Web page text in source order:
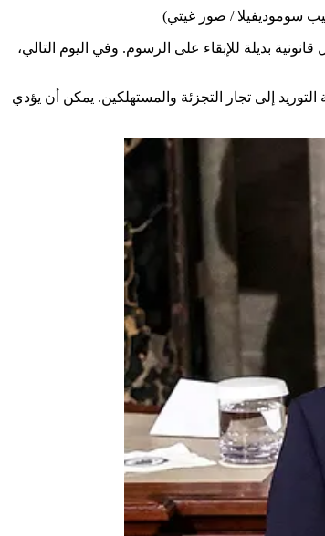
سوموديفيلا / صور غيتي)
إلى تجار التجزئة والمستهلكين. يمكن أن يؤدي